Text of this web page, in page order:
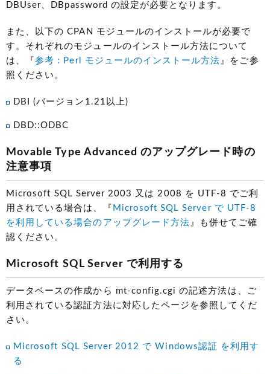
DBUser、DBpassword の設定が必要となります。
また、以下の CPAN モジュールのインストールが必要で
す。それぞれのモジュールのインストール方法について
は、『参考 : Perl モジュールのインストール方法 』をご参
照ください。
DBI (バージョン1.21以上)
DBD::ODBC
Movable Type Advanced のアップグレード時の
注意事項
Microsoft SQL Server 2003 又は 2008 を UTF-8 でご利
用されている場合は、『 Microsoft SQL Server で UTF-8
を利用している場合のアップグレード方法 』も併せてご確
認ください。
Microsoft SQL Server で利用する
データベースの作成から mt-config.cgi の記述方法は、ご
利用されている認証方法に対応したページを参照してくだ
さい。
Microsoft SQL Server 2012 で Windows認証 を利用す
る